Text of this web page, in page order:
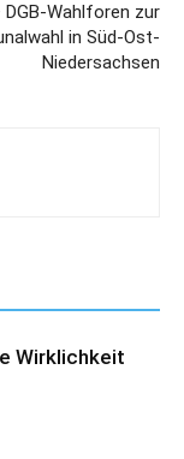
DGB-Wahlforen zur
in Süd-Ost-
Niedersachsen
Wirklichkeit